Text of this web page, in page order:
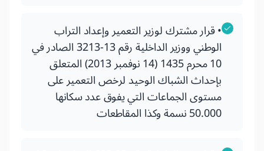
• قرار مشترك لوزير التعمير وإعداد التراب
الوطني ووزير الداخلية رقم 13-3213 الصادر في
10 محرم 1435 (14 نوفمبر 2013) المتعلق
بإحداث الشباك الوحيد لرخص التعمير على
مستوى الجماعات التي يفوق عدد سكانها
50.000 نسمة وكذا المقاطعات